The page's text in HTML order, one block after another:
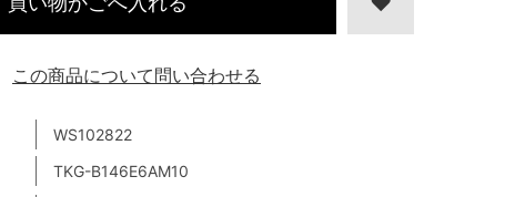
WS102822
TKG-B146E6AM10
この商品について問い合わせる